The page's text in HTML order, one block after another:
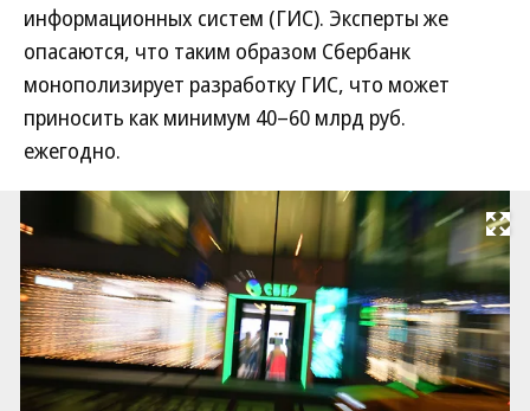
информационных систем (ГИС). Эксперты же
опасаются, что таким образом Сбербанк
монополизирует разработку ГИС, что может
приносить как минимум 40–60 млрд руб.
ежегодно.
Развернуть